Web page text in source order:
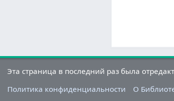
Эта страница в последний раз была
Политика конфиденциальности
О